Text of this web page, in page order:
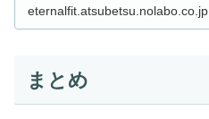
eternalfit.atsubetsu.nolabo.co.jp
まとめ